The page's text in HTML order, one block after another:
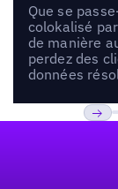
Que se
colokalisé
de manière
perdez des
données